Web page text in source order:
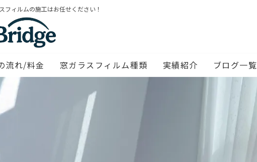
フィルムの施工はお任せください！
流れ/料金 窓ガラスフィルム種類 実績紹介 ブログ一覧